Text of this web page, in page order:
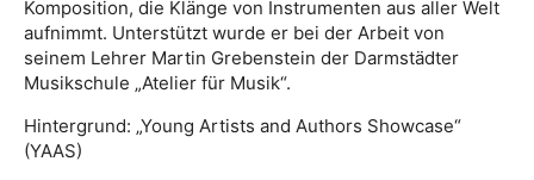
Komposition, die Klänge von Instrumenten aus aller Welt
aufnimmt. Unterstützt wurde er bei der Arbeit von
seinem Lehrer Martin Grebenstein der Darmstädter
Musikschule „Atelier für Musik“.
Hintergrund: „Young Artists and Authors Showcase“
(YAAS)